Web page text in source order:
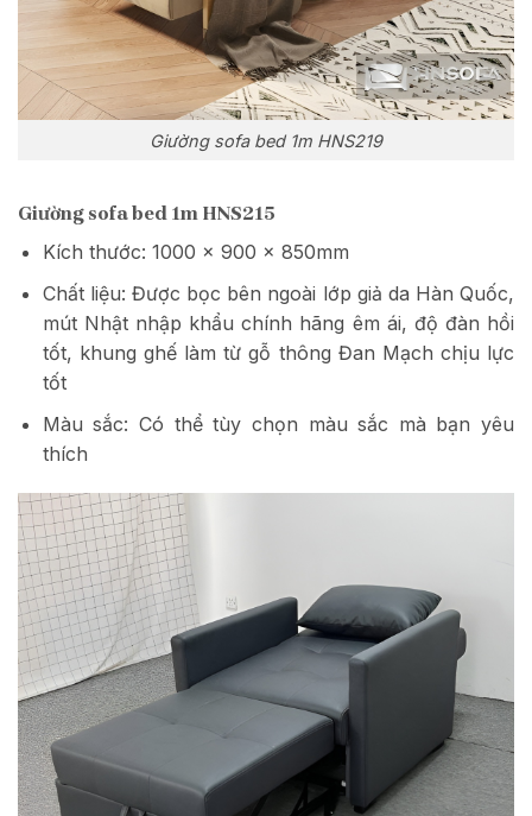
Giường sofa bed 1m HNS219
Giường sofa bed 1m HNS215
Kích thước: 1000 x 900 x 850mm
Chất liệu: Được bọc bên ngoài lớp giả da Hàn Quốc,
mút Nhật nhập khẩu chính hãng êm ái, độ đàn hồi
tốt, khung ghế làm từ gỗ thông Đan Mạch chịu lực
tốt
Màu sắc: Có thể tùy chọn màu sắc mà bạn yêu
thích